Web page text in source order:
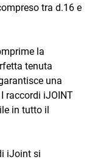
tra d.16 e
la
tenuta
una
raccordi iJOINT
in tutto il
iJoint si